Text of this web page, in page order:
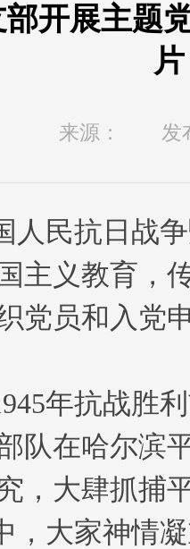
开展主题
来源： 发布
人民抗日战
主义教育，
党员和入党
年抗战胜
队在哈尔滨
，大肆抓捕
，大家神情